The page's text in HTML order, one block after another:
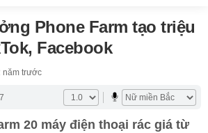
Phone Farm tạo triệu
Facebook
năm trước
20 máy điện thoại rác giá từ